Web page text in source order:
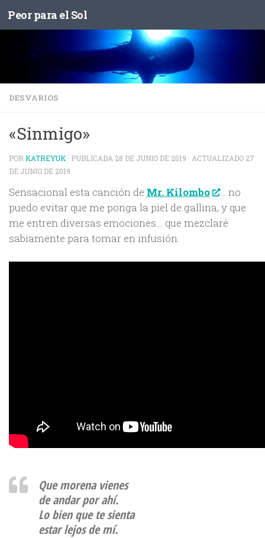
Saltar al contenido
Peor para el Sol
DESVARIOS
«Sinmigo»
POR KATREYUK · PUBLICADA 28 DE JUNIO DE 2019 · ACTUALIZADO 27
DE JUNIO DE 2019
Sensacional esta canción de Mr. Kilombo
… no
puedo evitar que me ponga la piel de gallina, y que
me entren diversas emociones… que mezclaré
sabiamente para tomar en infusión.
Que morena vienes
de andar por ahí.
Lo bien que te sienta
estar lejos de mí.